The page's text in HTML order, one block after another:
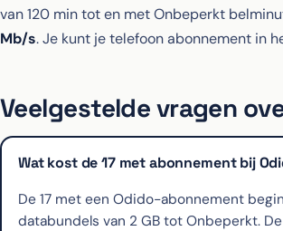
van 120 min tot en met Onbeperkt
Mb/s. Je kunt je telefoon abonnement in
Veelgestelde vragen
Wat kost de 17 met abonnement bij
De 17 met een Odido-abonnement
databundels van 2 GB tot Onbeperkt.